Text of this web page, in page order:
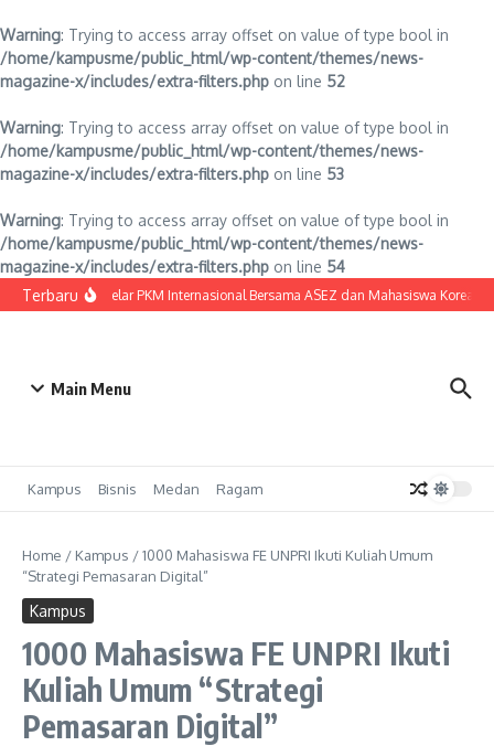
Warning: Trying to access array offset on value of type bool in
/home/kampusme/public_html/wp-content/themes/news-
magazine-x/includes/extra-filters.php on line 52
Warning: Trying to access array offset on value of type bool in
/home/kampusme/public_html/wp-content/themes/news-
magazine-x/includes/extra-filters.php on line 53
Warning: Trying to access array offset on value of type bool in
/home/kampusme/public_html/wp-content/themes/news-
magazine-x/includes/extra-filters.php on line 54
Lewati ke konten
TerbaruUNPRI Gelar PKM Internasional Bersama ASEZ dan Mahasiswa Korea
Main Menu
Kampus Bisnis Medan Ragam
Home / Kampus /1000 Mahasiswa FE UNPRI Ikuti Kuliah Umum
“Strategi Pemasaran Digital”
Kampus
1000 Mahasiswa FE UNPRI Ikuti
Kuliah Umum “Strategi
Pemasaran Digital”